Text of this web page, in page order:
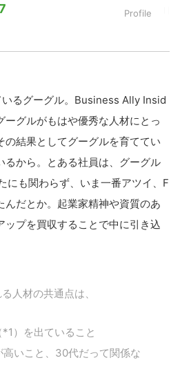
るグーグル。Business Ally Insid
グルがもはや優秀な人材にとっ
の結果としてグーグルを育ててい
るから。とある社員は、グーグル
にも関わらず、いま一番アツイ、F
だとか。起業家精神や資質のあ
ップを買収することで中に引き込
人材の共通点は、
）を出ていること
いこと、30代だって関係な